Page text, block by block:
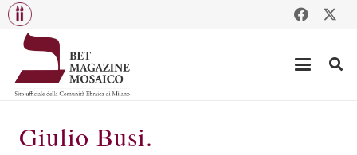
Giulio Busi.